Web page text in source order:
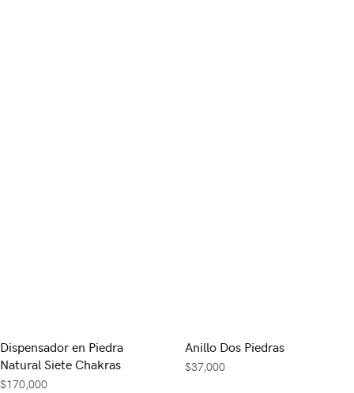
Dispensador en Piedra
Natural Siete Chakras
$170,000
Anillo Dos Piedras
$37,000